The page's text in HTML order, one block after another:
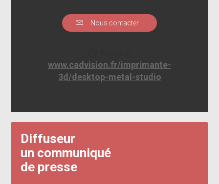
Nous contacter
www.cadvision.fr/imprimante-
3d/desktop-metal-studio
Diffuseur
un communiqué
de presse